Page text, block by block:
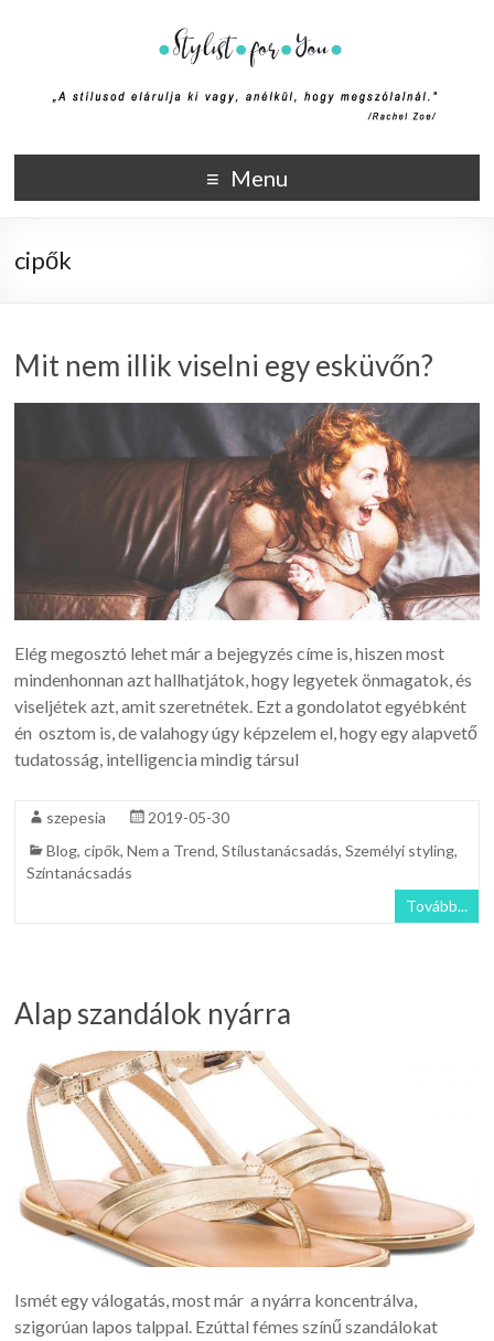
Stylist4U
A stílus az egyik módja annak, hogy elmondd ki vagy, anélkül,
hogy megszólalnál. (Rachel Zoe)
Menu
cipők
Mit nem illik viselni egy esküvőn?
Elég megosztó lehet már a bejegyzés címe is, hiszen most
mindenhonnan azt hallhatjátok, hogy legyetek önmagatok, és
viseljétek azt, amit szeretnétek. Ezt a gondolatot egyébként
én osztom is, de valahogy úgy képzelem el, hogy egy alapvető
tudatosság, intelligencia mindig társul
szepesia
2019-05-30
Blog,cipők,Nem a Trend,Stílustanácsadás,Személyi styling,
Színtanácsadás
Tovább...
Alap szandálok nyárra
Ismét egy válogatás, most már a nyárra koncentrálva,
szigorúan lapos talppal. Ezúttal fémes színű szandálokat